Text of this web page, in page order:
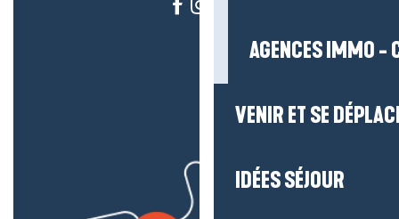
AGENCES IMMO -
VENIR ET SE
IDÉES SÉJOUR